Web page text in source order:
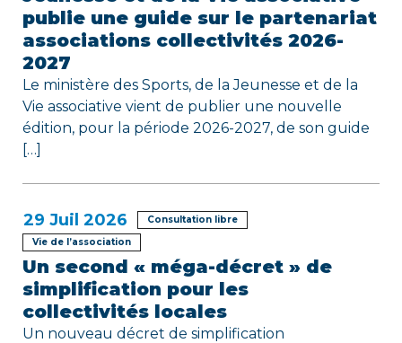
a
r
t
i
c
l
e
publie une guide sur le partenariat
associations collectivités 2026-
2027
Le ministère des Sports, de la Jeunesse et de la
Vie associative vient de publier une nouvelle
édition, pour la période 2026-2027, de son guide
[…]
29 Juil 2026
Consultation libre
Vie de l’association
Un second « méga-décret » de
simplification pour les
collectivités locales
Un nouveau décret de simplification